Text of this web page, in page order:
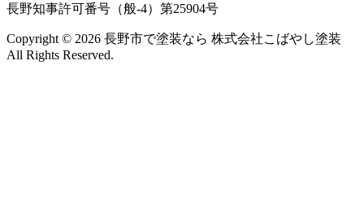
長野知事許可番号（般-4）第25904号
Copyright © 2026 長野市で塗装なら 株式会社こばやし塗装
All Rights Reserved.